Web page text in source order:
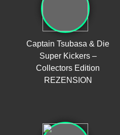
Captain Tsubasa & Die
Super Kickers –
Collectors Edition
REZENSION